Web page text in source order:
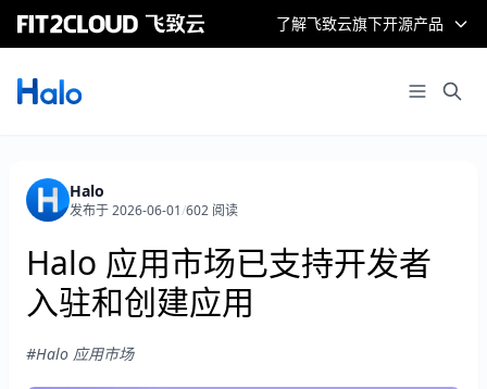
了解飞致云旗下开源产品
Halo
发布于 2026-06-01/602 阅读
Halo 应用市场已支持开发者
入驻和创建应用
#Halo 应用市场